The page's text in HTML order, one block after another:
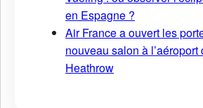
en Espagne ?
Air France a ouvert les
nouveau salon à
Heathrow